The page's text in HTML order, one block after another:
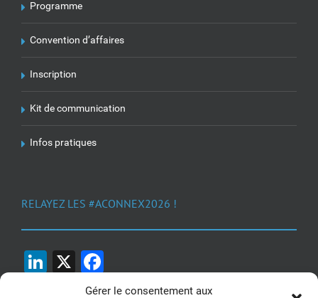
Gérer le consentement aux
Programme
Convention d’affaires
Inscription
Kit de communication
Infos pratiques
RELAYEZ LES #ACONNEX2026 !
LinkedIn
X